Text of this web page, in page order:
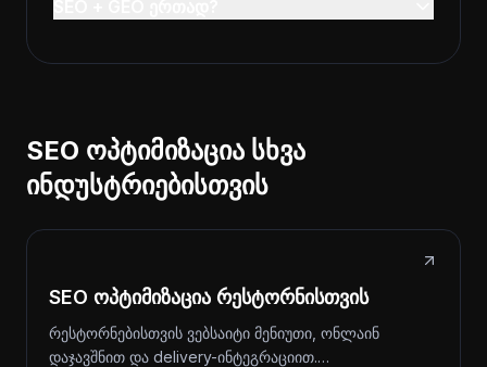
SEO ოპტიმიზაცია სხვა
ინდუსტრიებისთვის
SEO ოპტიმიზაცია რესტორნისთვის
რესტორნებისთვის ვებსაიტი მენიუთი, ონლაინ
დაჯავშნით და delivery-ინტეგრაციით.…